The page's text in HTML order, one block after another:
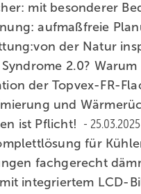
mit ­besonderer
aufmaßfreie
der Natur
2.0?
der ­Topvex-FR-
und
ist Pflicht!
25.03.2025
für
fachgerecht
mit integriertem LCD-